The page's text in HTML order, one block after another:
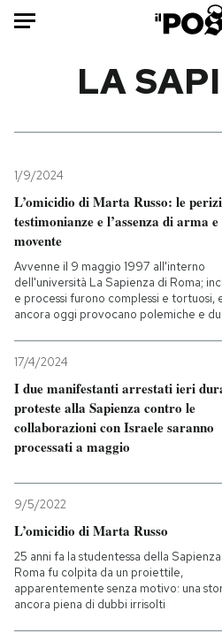
Mondo
Politica
Tecnologia
Internet
Scienza
Cultura
PODCAST
I MIEI PREFERITI
SHOP
LA
1/9/2024
L’omicidio di Marta Russo: le
testimonianze e l’assenza di arma e
movente
Avvenne il 9 maggio 1997 all'interno
dell'università La Sapienza di Roma;
e processi furono complessi e tortuosi,
ancora oggi provocano polemiche e
17/4/2024
I due manifestanti arrestati ieri
proteste alla Sapienza contro le
collaborazioni con Israele saranno
processati a maggio
9/5/2022
L’omicidio di Marta Russo
25 anni fa la studentessa della
Roma fu colpita da un proiettile,
apparentemente senza motivo: una
ancora piena di dubbi irrisolti